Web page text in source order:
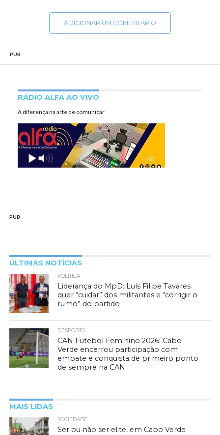
ADICIONAR UM COMENTÁRIO
PUB
RÁDIO ALFA AO VIVO
A diferença na arte de comunicar
PUB
ÚLTIMAS NOTÍCIAS
POLÍTICA
Liderança do MpD: Luís Filipe Tavares
quer “cuidar” dos militantes e “corrigir o
rumo” do partido
DESPORTO
CAN Futebol Feminino 2026: Cabo
Verde encerrou participação com
empate e conquista de primeiro ponto
de sempre na CAN
MAIS LIDAS
SOCIEDADE
Ser ou não ser elite, em Cabo Verde